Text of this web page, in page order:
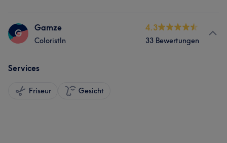
G Gamze
ColoristIn
4.3
33 Bewertungen
Services
Friseur Gesicht